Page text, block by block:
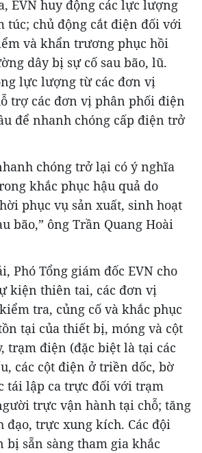
EVN huy động các lực lượng
túc; chủ động cắt điện đối với
và khẩn trương phục hồi
dây bị sự cố sau bão, lũ.
lực lượng từ các đơn vị
trợ các đơn vị phân phối điện
để nhanh chóng cấp điện trở
chóng trở lại có ý nghĩa
khắc phục hậu quả do
phục vụ sản xuất, sinh hoạt
bão,” ông Trần Quang Hoài
Phó Tổng giám đốc EVN cho
kiện thiên tai, các đơn vị
tra, củng cố và khắc phục
tại của thiết bị, móng và cột
trạm điện (đặc biệt là tại các
các cột điện ở triền dốc, bờ
tái lập ca trực đối với trạm
trực vận hành tại chỗ; tăng
đạo, trực xung kích. Các đội
bị sẵn sàng tham gia khắc